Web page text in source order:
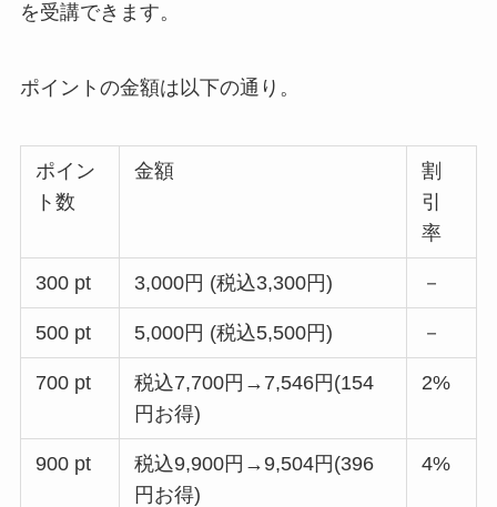
を受講できます。
ポイントの金額は以下の通り。
ポイン
ト数
金額
割
引
率
300 pt 3,000円 (税込3,300円) －
500 pt 5,000円 (税込5,500円) －
700 pt
税込7,700円→7,546円(154
円お得)
2%
900 pt
税込9,900円→9,504円(396
円お得)
4%